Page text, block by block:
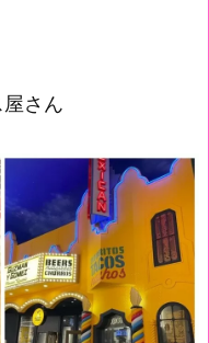
さん